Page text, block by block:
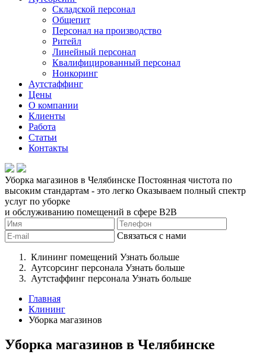
Складской персонал
Общепит
Персонал на производство
Ритейл
Линейный персонал
Квалифицированный персонал
Нонкоринг
Аутстаффинг
Цены
О компании
Клиенты
Работа
Статьи
Контакты
Уборка магазинов в Челябинске Постоянная чистота по
высоким стандартам - это легко Оказываем полный спектр
услуг по уборке
и обслуживанию помещений в сфере B2B
Связаться с нами
Клининг помещений Узнать больше
Аутсорсинг персонала Узнать больше
Аутстаффинг персонала Узнать больше
Главная
Клининг
Уборка магазинов
Уборка магазинов в Челябинске